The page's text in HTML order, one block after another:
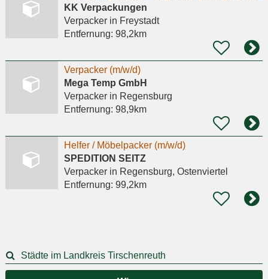
KK Verpackungen
Verpackerin Freystadt
Entfernung: 98,2km
Verpacker (m/w/d)
Mega Temp GmbH
Verpackerin Regensburg
Entfernung: 98,9km
Helfer / Möbelpacker (m/w/d)
SPEDITION SEITZ
Verpackerin Regensburg, Ostenviertel
Entfernung: 99,2km
Städte im Landkreis Tirschenreuth